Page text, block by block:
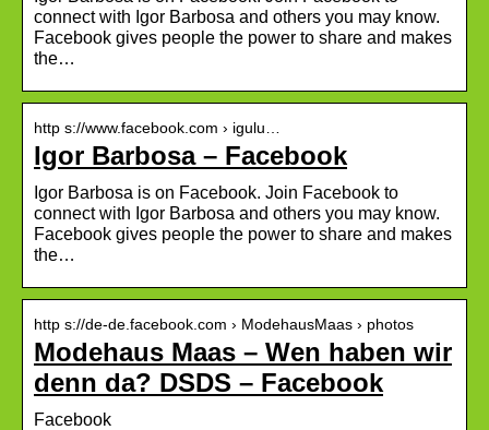
connect with Igor Barbosa and others you may know.
Facebook gives people the power to share and makes
the…
http s://www.facebook.com › igulu…
Igor Barbosa – Facebook
Igor Barbosa is on Facebook. Join Facebook to
connect with Igor Barbosa and others you may know.
Facebook gives people the power to share and makes
the…
http s://de-de.facebook.com › ModehausMaas › photos
Modehaus Maas – Wen haben wir
denn da? DSDS – Facebook
Facebook